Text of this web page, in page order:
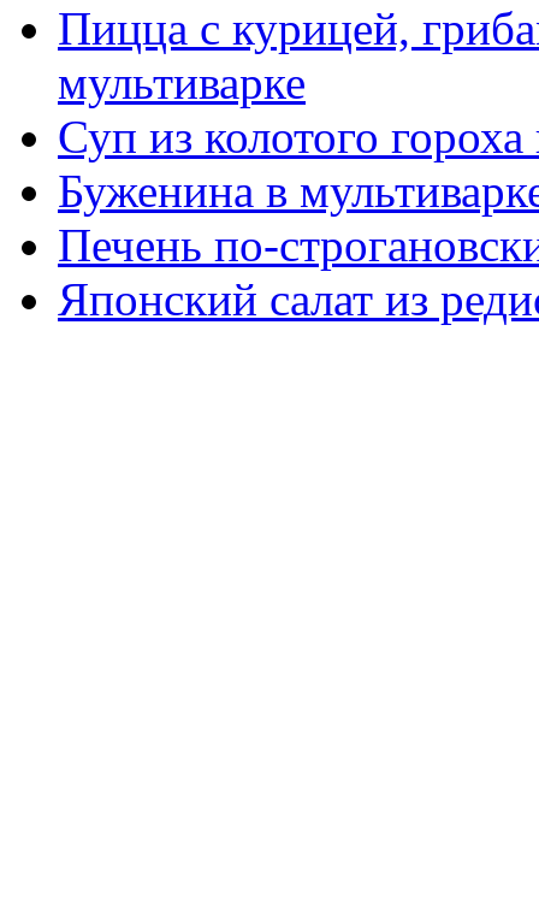
Пицца с курицей,
мультиварке
Суп из колотого
Буженина в
Печень по-
Японский салат из